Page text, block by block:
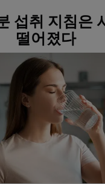
섭취 지침은
떨어졌다